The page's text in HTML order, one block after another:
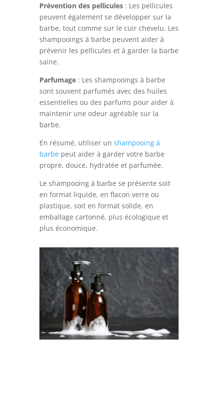
Prévention des pellicules: Les pellicules
peuvent également se développer sur la
barbe, tout comme sur le cuir chevelu. Les
shampooings à barbe peuvent aider à
prévenir les pellicules et à garder la barbe
saine.
Parfumage: Les shampooings à barbe
sont souvent parfumés avec des huiles
essentielles ou des parfums pour aider à
maintenir une odeur agréable sur la
barbe.
En résumé, utiliser un shampooing à
barbe peut aider à garder votre barbe
propre, douce, hydratée et parfumée.
Le shampooing à barbe se présente soit
en format liquide, en flacon verre ou
plastique, soit en format solide, en
emballage cartonné, plus écologique et
plus économique.